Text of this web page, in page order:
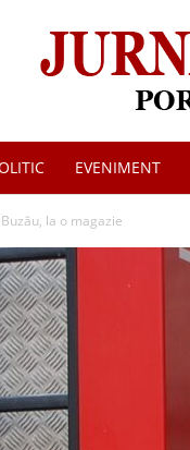
EVENIMENT
la o magazie